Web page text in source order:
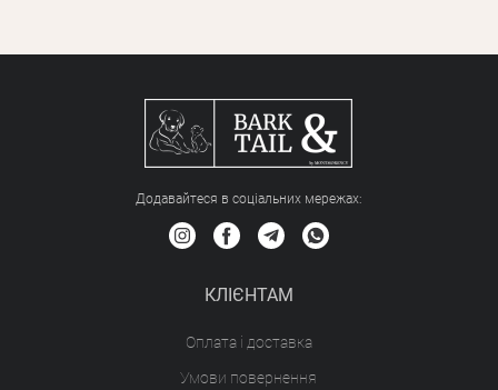
Додавайтеся в соціальних мережах:
КЛІЄНТАМ
Оплата і доставка
Умови повернення